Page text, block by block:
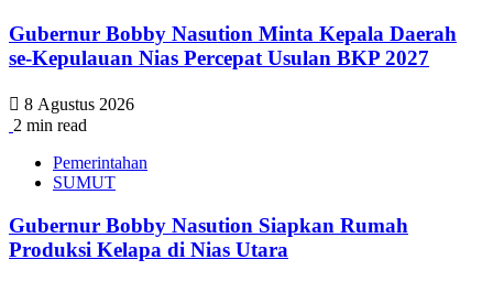
Gubernur Bobby Nasution Minta Kepala Daerah
se-Kepulauan Nias Percepat Usulan BKP 2027
8 Agustus 2026
2 min read
Pemerintahan
SUMUT
Gubernur Bobby Nasution Siapkan Rumah
Produksi Kelapa di Nias Utara